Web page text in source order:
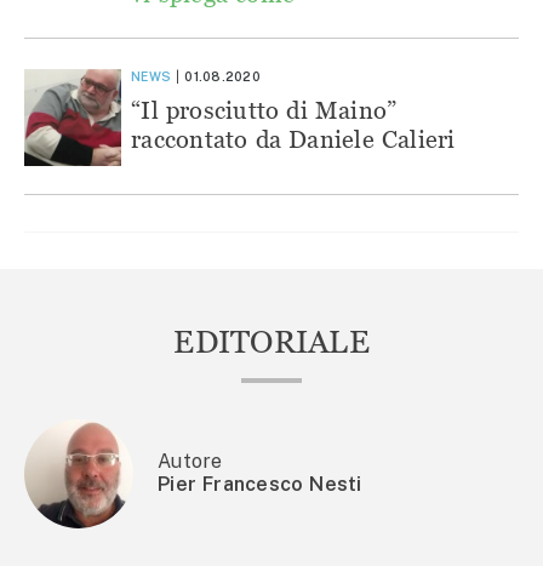
NEWS 01.08.2020
“Il prosciutto di Maino”
raccontato da Daniele Calieri
EDITORIALE
Autore
Pier Francesco Nesti